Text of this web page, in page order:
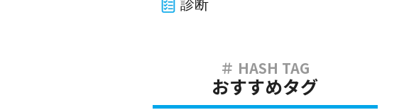
診断
おすすめタグ